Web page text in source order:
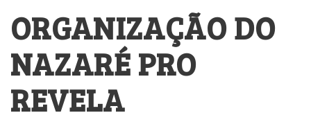
ORGANIZAÇÃO DO
NAZARÉ PRO
REVELA